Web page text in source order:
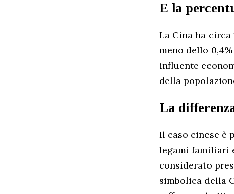
E la
La Cina ha
meno dello
influente
della
La
Il caso cinese è
legami familiari
considerato
simbolica della